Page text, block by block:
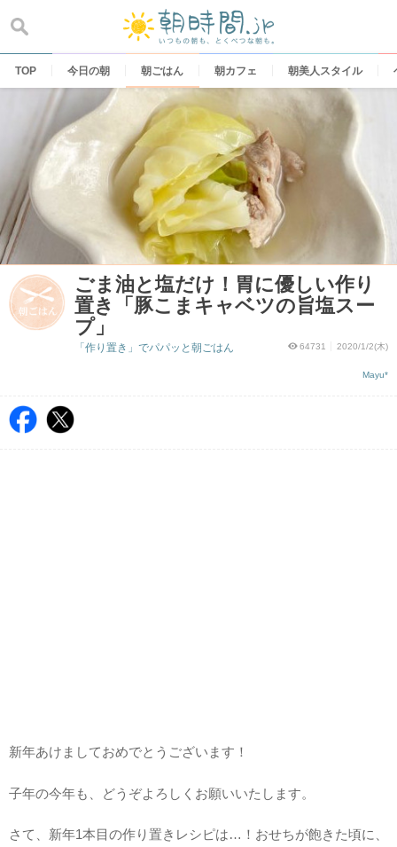
content
TOP 今日の朝 朝ごはん 朝カフェ 朝美人スタイル
ごま油と塩だけ！胃に優しい作り
置き「豚こまキャベツの旨塩スー
プ」
64731 2020/1/2(木)
Mayu*
「作り置き」でパパッと朝ごはん
新年あけましておめでとうございます！
子年の今年も、どうぞよろしくお願いいたします。
さて、新年1本目の作り置きレシピは…！おせちが飽きた頃に、